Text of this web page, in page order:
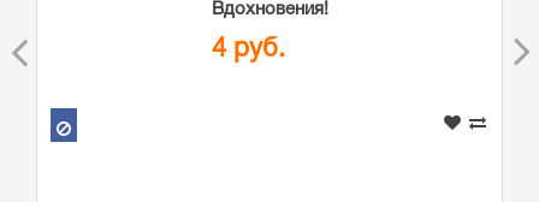
Вдохновения!
4 руб.